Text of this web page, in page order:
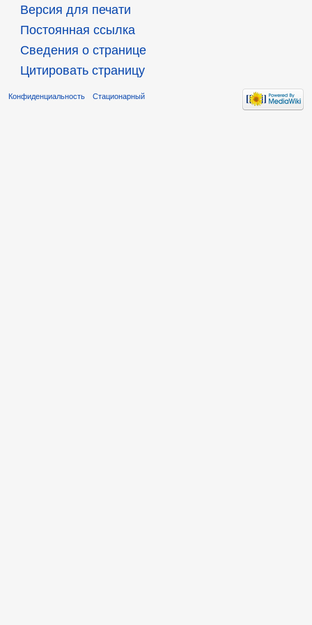
Версия для печати
Постоянная ссылка
Сведения о странице
Цитировать страницу
Конфиденциальность Стационарный